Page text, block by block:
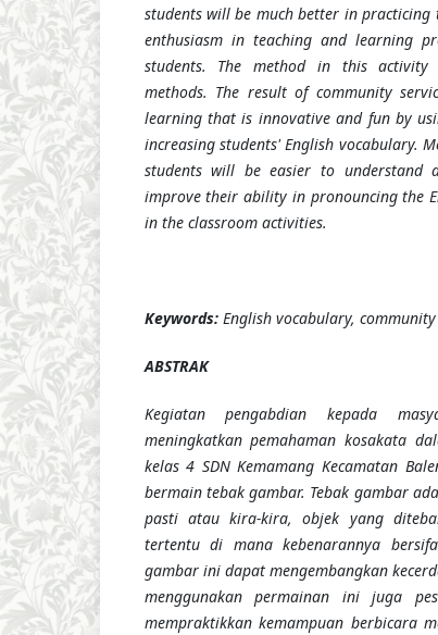
students will be much better in
enthusiasm in teaching and learning
students. The method in this activity
methods. The result of community
learning that is innovative and fun by
increasing students' English vocabulary.
students will be easier to understand
improve their ability in pronouncing the
in the classroom activities.
Keywords: English vocabulary,
ABSTRAK
Kegiatan pengabdian kepada
meningkatkan pemahaman kosakata
kelas 4 SDN Kemamang Kecamatan
bermain tebak gambar. Tebak gambar
pasti atau kira-kira, objek yang
tertentu di mana kebenarannya
gambar ini dapat mengembangkan
menggunakan permainan ini juga
mempraktikkan kemampuan berbicara